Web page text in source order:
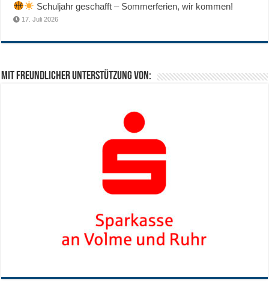
Schuljahr geschafft – Sommerferien, wir kommen!
17. Juli 2026
Mit freundlicher Unterstützung von: